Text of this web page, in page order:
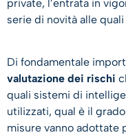
private, l’entrata in
serie di novità alle
Di fondamentale
valutazione dei rischi
quali sistemi di
utilizzati, qual è il
misure vanno adottate